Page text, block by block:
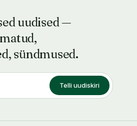
uudised —
sündmused.
Telli uudiskiri